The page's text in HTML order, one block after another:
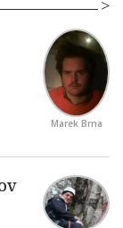
Marek Brna